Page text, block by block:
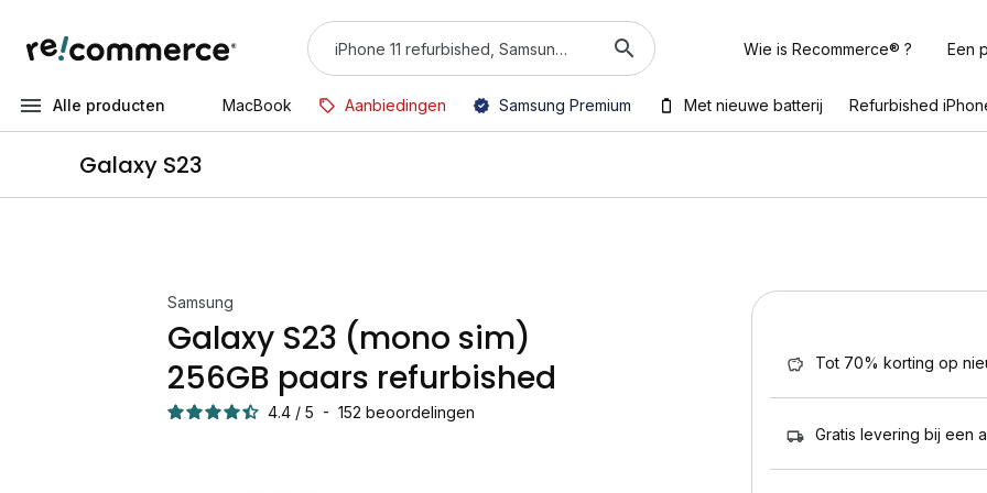
Wie is Recommerce® ? Een
Alle producten MacBook Aanbiedingen Samsung Premium Met nieuwe batterij Refurbished
Galaxy S23
Samsung
Galaxy S23 (mono sim)
256GB paars refurbished
4.4 / 5 - 152 beoordelingen
Tot 70% korting op
Gratis levering bij een